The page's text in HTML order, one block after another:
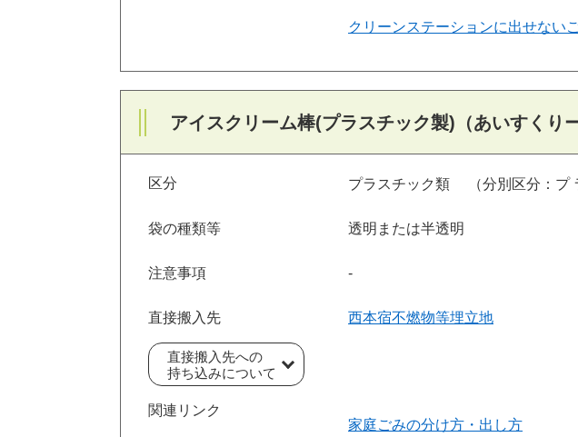
クリーンステーションに出せない
アイスクリーム棒(プラスチック製)（あいすくり
区分 プラスチック類 （分別区分：
袋の種類等 透明または半透明
注意事項 ‐
直接搬入先 西本宿不燃物等埋立地
直接搬入先への
持ち込みについて
関連リンク
家庭ごみの分け方・出し方